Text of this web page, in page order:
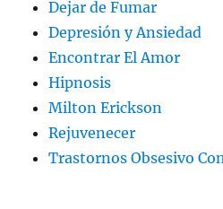
Dejar de Fumar
Depresión y Ansiedad
Encontrar El Amor
Hipnosis
Milton Erickson
Rejuvenecer
Trastornos Obsesivo